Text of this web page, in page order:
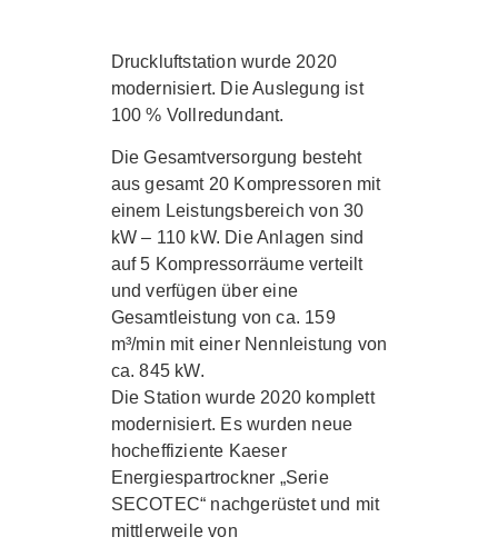
Druckluftstation wurde 2020
modernisiert. Die Auslegung ist
100 % Vollredundant.
Die Gesamtversorgung besteht
aus gesamt 20 Kompressoren mit
einem Leistungsbereich von 30
kW – 110 kW. Die Anlagen sind
auf 5 Kompressorräume verteilt
und verfügen über eine
Gesamtleistung von ca. 159
m³/min mit einer Nennleistung von
ca. 845 kW.
Die Station wurde 2020 komplett
modernisiert. Es wurden neue
hocheffiziente Kaeser
Energiespartrockner „Serie
SECOTEC“ nachgerüstet und mit
mittlerweile von